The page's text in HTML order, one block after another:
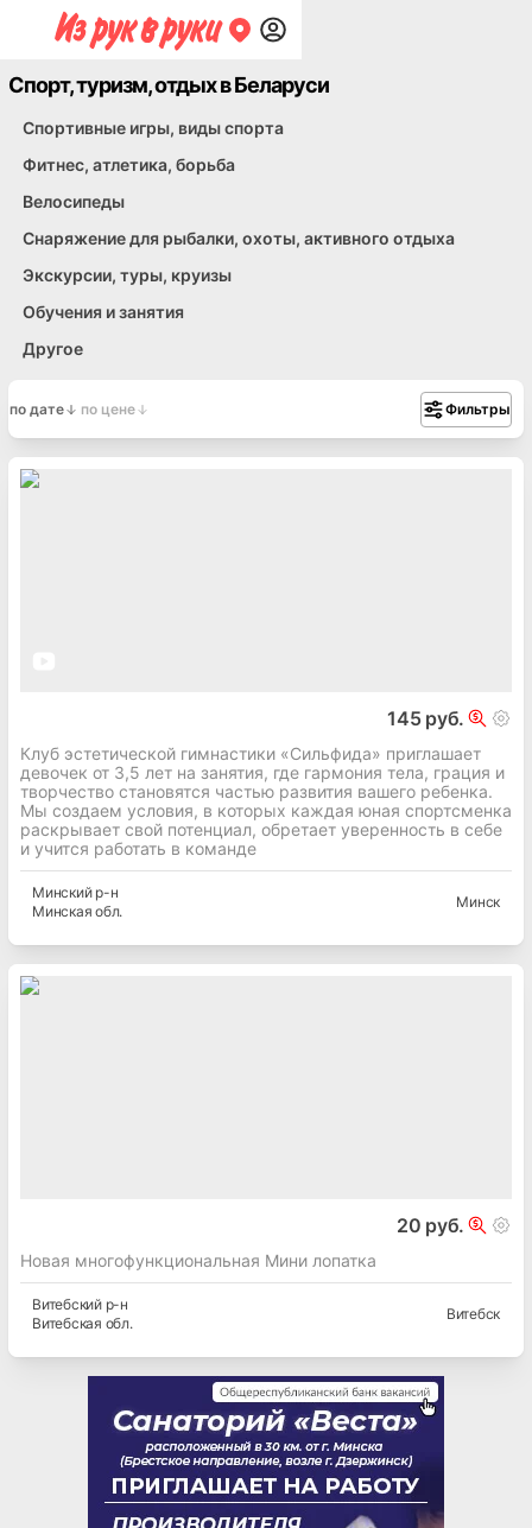
Спорт, туризм, отдых в Беларуси
Спортивные игры, виды спорта
Фитнес, атлетика, борьба
Велосипеды
Снаряжение для рыбалки, охоты, активного отдыха
Экскурсии, туры, круизы
Обучения и занятия
Другое
по дате по цене Фильтры
145 руб.
Клуб эстетической гимнастики «Сильфида» приглашает
девочек от 3,5 лет на занятия, где гармония тела, грация и
творчество становятся частью развития вашего ребенка.
Мы создаем условия, в которых каждая юная спортсменка
раскрывает свой потенциал, обретает уверенность в себе
и учится работать в команде
Минскийр-н
Минская обл.
Минск
20 руб.
Новая многофункциональная Мини лопатка
Витебскийр-н
Витебская обл.
Витебск